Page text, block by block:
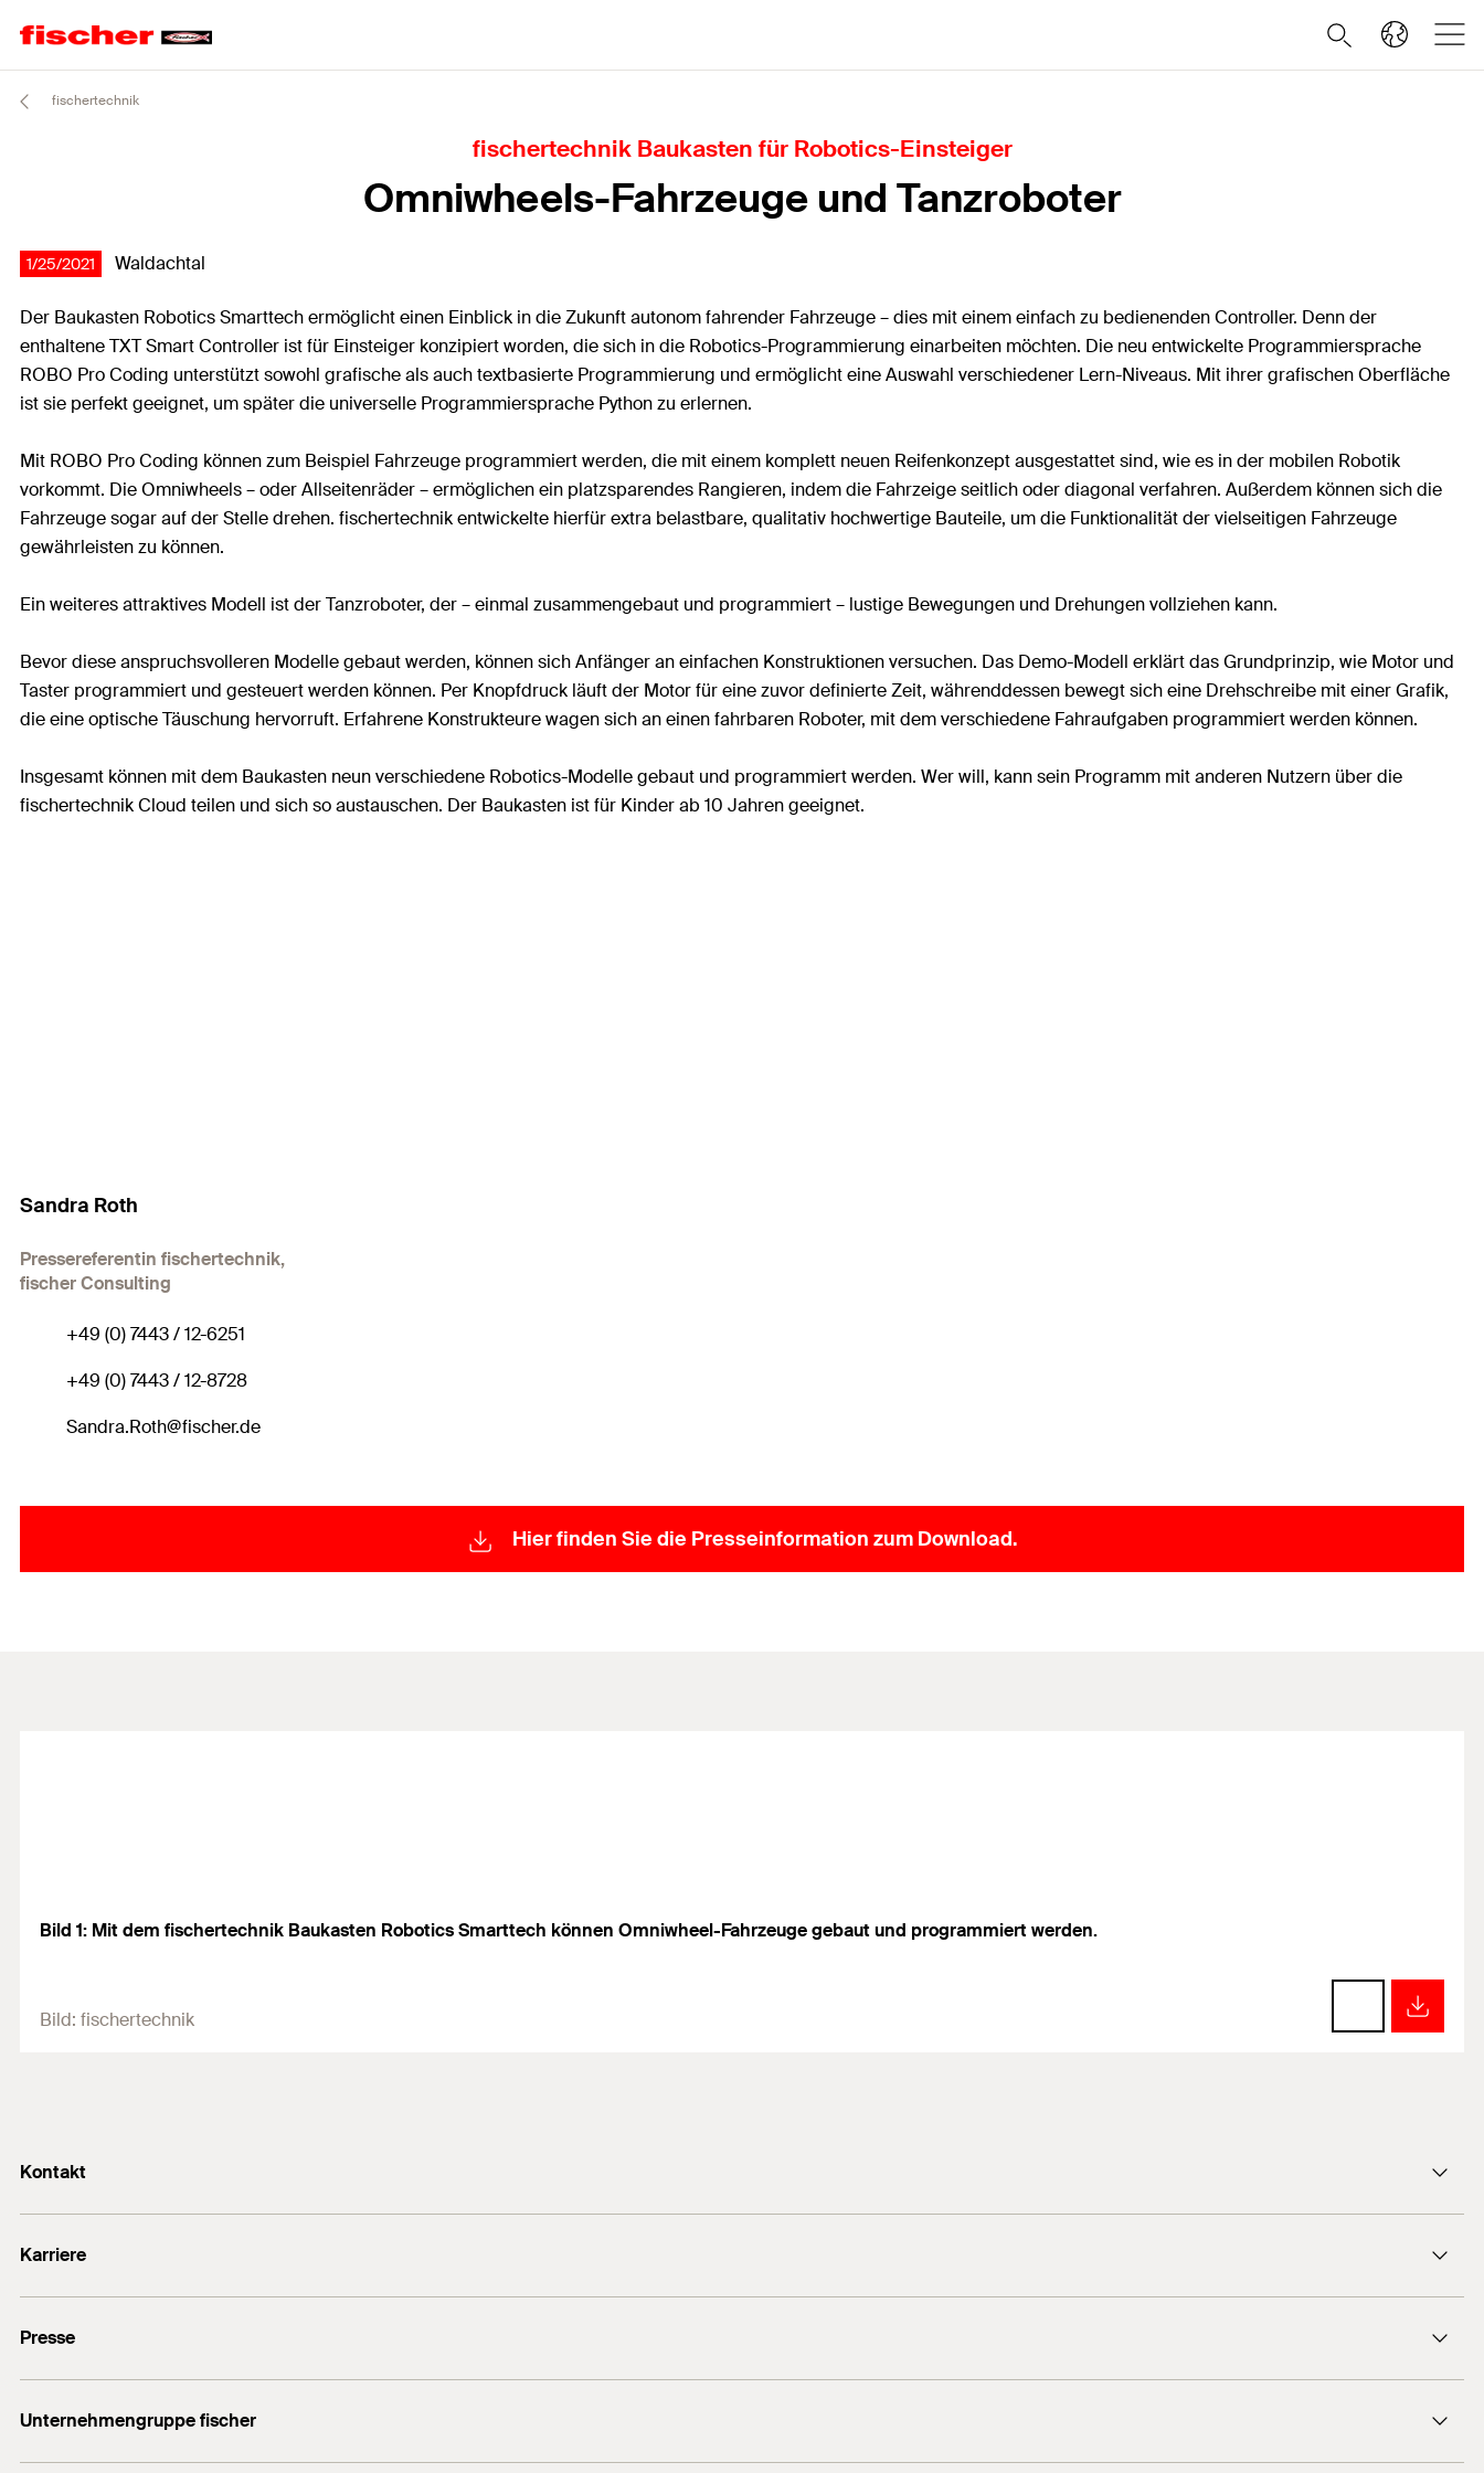
fischertechnik
fischertechnik Baukasten für Robotics-Einsteiger
Omniwheels-Fahrzeuge und Tanzroboter
1/25/2021 Waldachtal
Der Baukasten Robotics Smarttech ermöglicht einen Einblick in die Zukunft autonom fahrender Fahrzeuge – dies mit einem einfach zu bedienenden Controller. Denn der
enthaltene TXT Smart Controller ist für Einsteiger konzipiert worden, die sich in die Robotics-Programmierung einarbeiten möchten. Die neu entwickelte Programmiersprache
ROBO Pro Coding unterstützt sowohl grafische als auch textbasierte Programmierung und ermöglicht eine Auswahl verschiedener Lern-Niveaus. Mit ihrer grafischen Oberfläche
ist sie perfekt geeignet, um später die universelle Programmiersprache Python zu erlernen.
Mit ROBO Pro Coding können zum Beispiel Fahrzeuge programmiert werden, die mit einem komplett neuen Reifenkonzept ausgestattet sind, wie es in der mobilen Robotik
vorkommt. Die Omniwheels – oder Allseitenräder – ermöglichen ein platzsparendes Rangieren, indem die Fahrzeige seitlich oder diagonal verfahren. Außerdem können sich die
Fahrzeuge sogar auf der Stelle drehen. fischertechnik entwickelte hierfür extra belastbare, qualitativ hochwertige Bauteile, um die Funktionalität der vielseitigen Fahrzeuge
gewährleisten zu können.
Ein weiteres attraktives Modell ist der Tanzroboter, der – einmal zusammengebaut und programmiert – lustige Bewegungen und Drehungen vollziehen kann.
Bevor diese anspruchsvolleren Modelle gebaut werden, können sich Anfänger an einfachen Konstruktionen versuchen. Das Demo-Modell erklärt das Grundprinzip, wie Motor und
Taster programmiert und gesteuert werden können. Per Knopfdruck läuft der Motor für eine zuvor definierte Zeit, währenddessen bewegt sich eine Drehschreibe mit einer Grafik,
die eine optische Täuschung hervorruft. Erfahrene Konstrukteure wagen sich an einen fahrbaren Roboter, mit dem verschiedene Fahraufgaben programmiert werden können.
Insgesamt können mit dem Baukasten neun verschiedene Robotics-Modelle gebaut und programmiert werden. Wer will, kann sein Programm mit anderen Nutzern über die
fischertechnik Cloud teilen und sich so austauschen. Der Baukasten ist für Kinder ab 10 Jahren geeignet.
Sandra Roth
Pressereferentin fischertechnik,
fischer Consulting
+49 (0) 7443 / 12-6251
+49 (0) 7443 / 12-8728
Sandra.Roth@fischer.de
Hier finden Sie die Presseinformation zum Download.
Bild 1: Mit dem fischertechnik Baukasten Robotics Smarttech können Omniwheel-Fahrzeuge gebaut und programmiert werden.
Bild: fischertechnik
Kontakt
+49 7443 12-0
Karriere
Gute Gründe
Ausbildung
Professionals
Presse
Mediathek
Podcasts
Unternehmengruppe fischer